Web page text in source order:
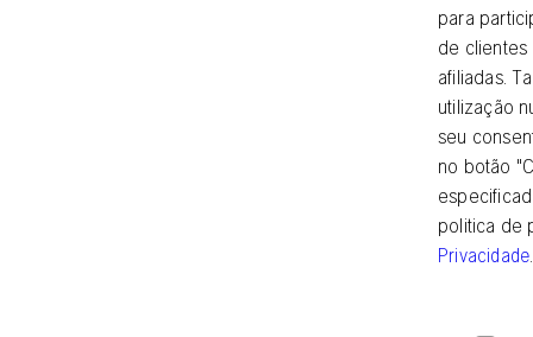
para
de clientes
afiliadas.
utilização
seu
no botão
politica de
Privacidade